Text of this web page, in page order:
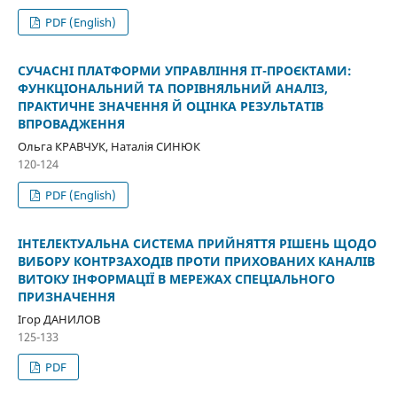
PDF (English)
СУЧАСНІ ПЛАТФОРМИ УПРАВЛІННЯ ІТ-ПРОЄКТАМИ:
ФУНКЦІОНАЛЬНИЙ ТА ПОРІВНЯЛЬНИЙ АНАЛІЗ,
ПРАКТИЧНЕ ЗНАЧЕННЯ Й ОЦІНКА РЕЗУЛЬТАТІВ
ВПРОВАДЖЕННЯ
Ольга КРАВЧУК, Наталія СИНЮК
120-124
PDF (English)
ІНТЕЛЕКТУАЛЬНА СИСТЕМА ПРИЙНЯТТЯ РІШЕНЬ ЩОДО
ВИБОРУ КОНТРЗАХОДІВ ПРОТИ ПРИХОВАНИХ КАНАЛІВ
ВИТОКУ ІНФОРМАЦІЇ В МЕРЕЖАХ СПЕЦІАЛЬНОГО
ПРИЗНАЧЕННЯ
Ігор ДАНИЛОВ
125-133
PDF